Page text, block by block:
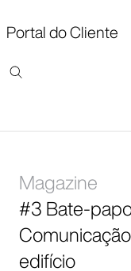
Portal do Cliente
Magazine
#3 Bate-papo
edifício